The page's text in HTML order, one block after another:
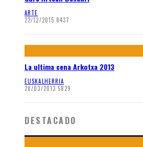
ARTE
22/12/2015 8437
La ultima cena Arkotxa 2013
EUSKALHERRIA
28/03/2013 5829
DESTACADO